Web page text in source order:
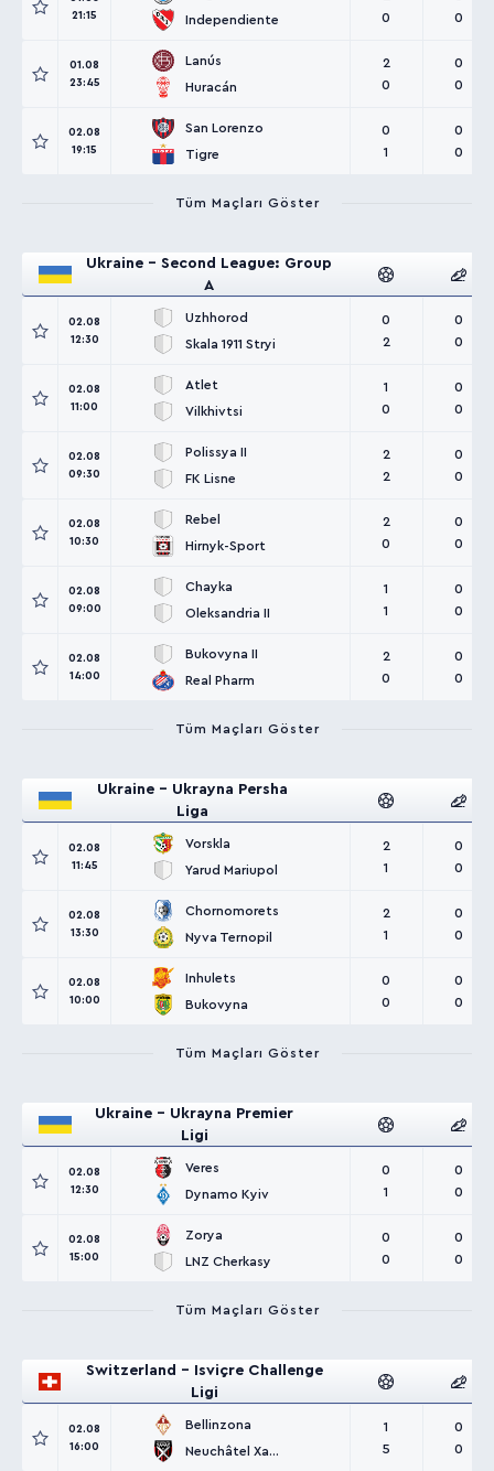
21:15
Independiente
0
0
01.08
23:45
Lanús
Huracán
2
0
0
0
02.08
19:15
San Lorenzo
Tigre
0
1
0
0
Tüm Maçları Göster
Ukraine - Second League: Group
A
02.08
12:30
Uzhhorod
Skala 1911 Stryi
0
2
0
0
02.08
11:00
Atlet
Vilkhivtsi
1
0
0
0
02.08
09:30
Polissya II
FK Lisne
2
2
0
0
02.08
10:30
Rebel
Hirnyk-Sport
2
0
0
0
02.08
09:00
Chayka
Oleksandria II
1
1
0
0
02.08
14:00
Bukovyna II
Real Pharm
2
0
0
0
Tüm Maçları Göster
Ukraine - Ukrayna Persha
Liga
02.08
11:45
Vorskla
Yarud Mariupol
2
1
0
0
02.08
13:30
Chornomorets
Nyva Ternopil
2
1
0
0
02.08
10:00
Inhulets
Bukovyna
0
0
0
0
Tüm Maçları Göster
Ukraine - Ukrayna Premier
Ligi
02.08
12:30
Veres
Dynamo Kyiv
0
1
0
0
02.08
15:00
Zorya
LNZ Cherkasy
0
0
0
0
Tüm Maçları Göster
Switzerland - Isviçre Challenge
Ligi
02.08
16:00
Bellinzona
Neuchâtel Xamax
1
5
0
0